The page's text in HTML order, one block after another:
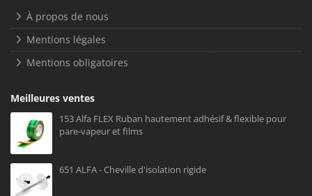
À propos de nous
Mentions légales
Mentions obligatoires
Meilleures ventes
153 Alfa FLEX Ruban hautement adhésif & flexible pour
pare-vapeur et films
651 ALFA - Cheville d'isolation rigide